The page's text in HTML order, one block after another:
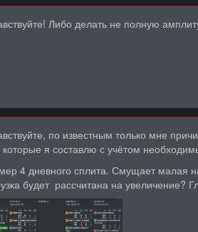
Либо делать не полную
по известным только мне
я составлю с учётом
4 дневного сплита. Смущает малая
будет рассчитана на увеличение?